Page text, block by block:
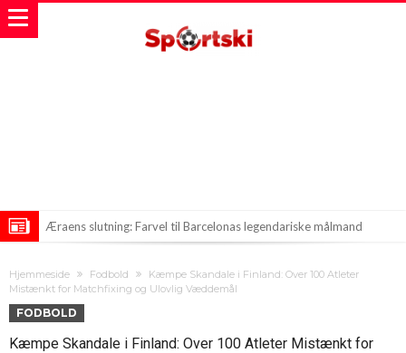
Æraens slutning: Farvel til Barcelonas legendariske målmand
fængsel
Manchester Citys Friske Stjerneplaner: Kan Enzo Fernandez Være
Svaret?
Hjemmeside Fodbold
Kæmpe Skandale i Finland: Over 100 Atleter
Mistænkt for Matchfixing og Ulovlig Væddemål
FODBOLD
Kæmpe Skandale i Finland: Over 100 Atleter Mistænkt for